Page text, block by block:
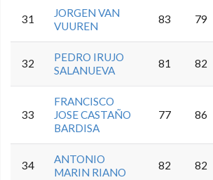
31
JORGEN VAN
VUUREN
83 79
32
PEDRO IRUJO
SALANUEVA
81 82
33
FRANCISCO
JOSE CASTAÑO
BARDISA
77 86
34
ANTONIO
MARIN RIANO
82 82